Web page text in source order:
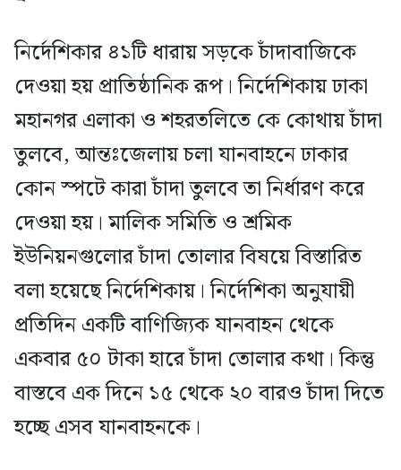
নির্দেশিকার ৪১টি ধারায় সড়কে চাঁদাবাজিকে
দেওয়া হয় প্রাতিষ্ঠানিক রূপ। নির্দেশিকায় ঢাকা
মহানগর এলাকা ও শহরতলিতে কে কোথায় চাঁদা
তুলবে, আন্তঃজেলায় চলা যানবাহনে ঢাকার
কোন স্পটে কারা চাঁদা তুলবে তা নির্ধারণ করে
দেওয়া হয়। মালিক সমিতি ও শ্রমিক
ইউনিয়নগুলোর চাঁদা তোলার বিষয়ে বিস্তারিত
বলা হয়েছে নির্দেশিকায়। নির্দেশিকা অনুযায়ী
প্রতিদিন একটি বাণিজ্যিক যানবাহন থেকে
একবার ৫০ টাকা হারে চাঁদা তোলার কথা। কিন্তু
বাস্তবে এক দিনে ১৫ থেকে ২০ বারও চাঁদা দিতে
হচ্ছে এসব যানবাহনকে।